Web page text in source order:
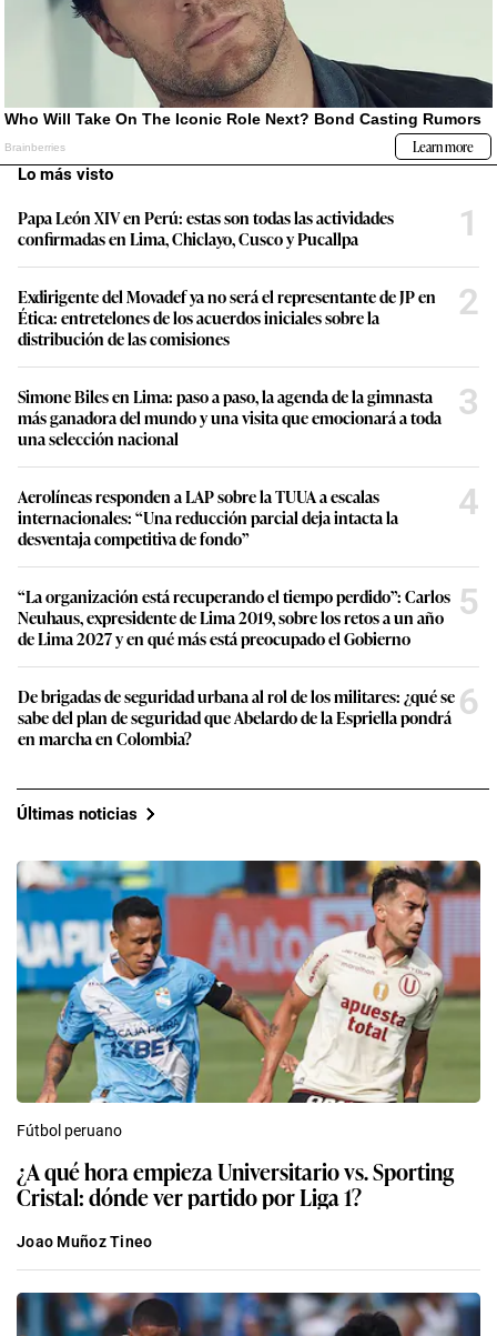
Lo más visto
Papa León XIV en Perú: estas son todas las actividades
confirmadas en Lima, Chiclayo, Cusco y Pucallpa
1
Exdirigente del Movadef ya no será el representante de JP en
Ética: entretelones de los acuerdos iniciales sobre la
distribución de las comisiones
2
Simone Biles en Lima: paso a paso, la agenda de la gimnasta
más ganadora del mundo y una visita que emocionará a toda
una selección nacional
3
Aerolíneas responden a LAP sobre la TUUA a escalas
internacionales: “Una reducción parcial deja intacta la
desventaja competitiva de fondo”
4
“La organización está recuperando el tiempo perdido”: Carlos
Neuhaus, expresidente de Lima 2019, sobre los retos a un año
de Lima 2027 y en qué más está preocupado el Gobierno
5
De brigadas de seguridad urbana al rol de los militares: ¿qué se
sabe del plan de seguridad que Abelardo de la Espriella pondrá
en marcha en Colombia?
6
Últimas noticias
Fútbol peruano
¿A qué hora empieza Universitario vs. Sporting
Cristal: dónde ver partido por Liga 1?
Joao Muñoz Tineo